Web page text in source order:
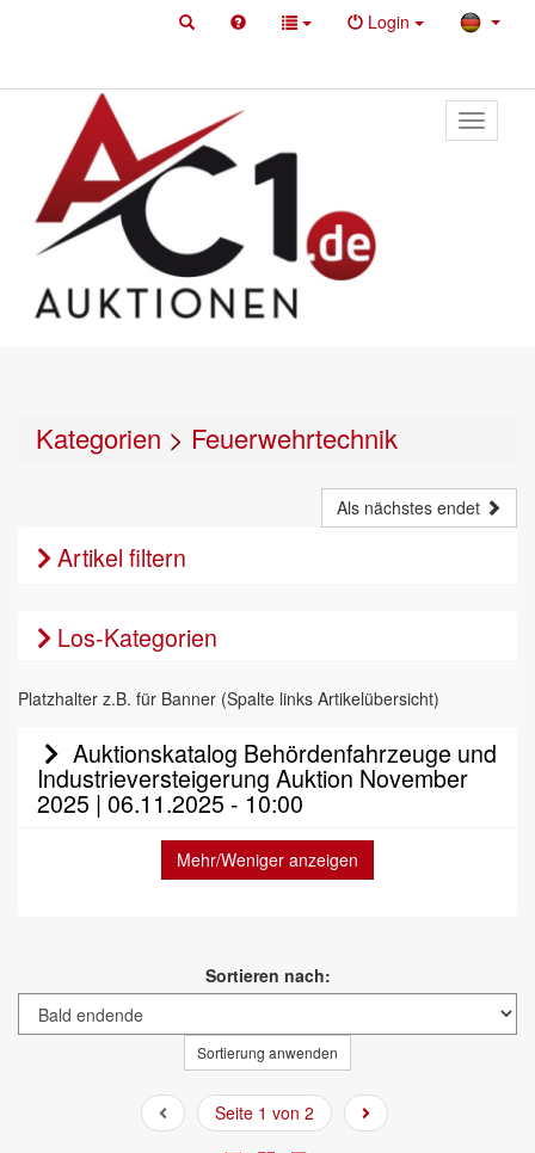
Login
Toggle
primary
Kategorien > Feuerwehrtechnik
Als nächstes endet
Artikel filtern
Los-Kategorien
Platzhalter z.B. für Banner (Spalte links Artikelübersicht)
Auktionskatalog Behördenfahrzeuge und
Industrieversteigerung Auktion November
2025 | 06.11.2025 - 10:00
Mehr/Weniger anzeigen
Sortieren nach:
Sortierung anwenden
Seite 1 von 2